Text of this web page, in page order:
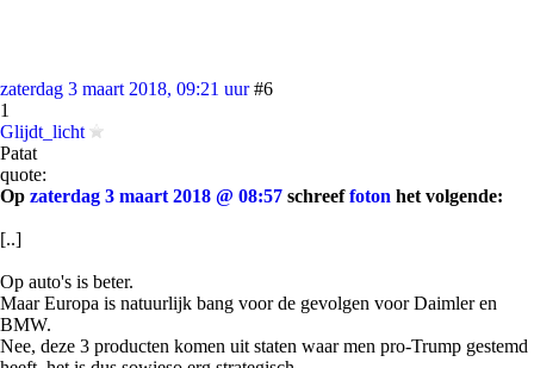
zaterdag 3 maart 2018, 09:21 uur #6
1
Glijdt_licht
Patat
quote:
Op zaterdag 3 maart 2018 @ 08:57 schreeffoton het volgende:
[..]
Op auto's is beter.
Maar Europa is natuurlijk bang voor de gevolgen voor Daimler en
BMW.
Nee, deze 3 producten komen uit staten waar men pro-Trump gestemd